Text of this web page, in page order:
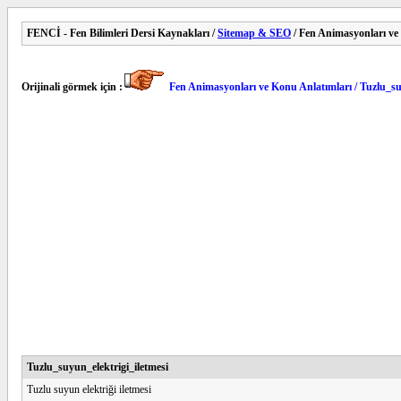
FENCİ - Fen Bilimleri Dersi Kaynakları /Sitemap & SEO / Fen Animasyonları
Orijinali görmek için : Fen Animasyonları ve Konu Anlatımları /
Tuzlu_suyun_elektrigi_iletmesi
Tuzlu suyun elektriği iletmesi